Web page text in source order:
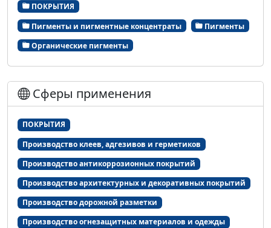
ПОКРЫТИЯ
Пигменты и пигментные концентраты
Пигменты
Органические пигменты
Сферы применения
ПОКРЫТИЯ
Производство клеев, адгезивов и герметиков
Производство антикоррозионных покрытий
Производство архитектурных и декоративных покрытий
Производство дорожной разметки
Производство огнезащитных материалов и одежды